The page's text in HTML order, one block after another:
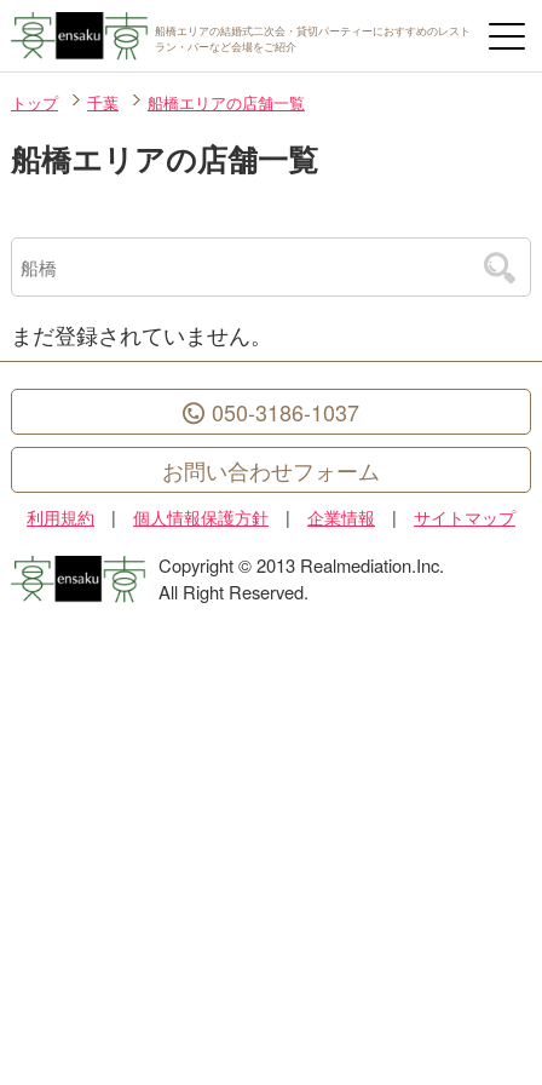
船橋エリアの結婚式二次会・貸切パーティーにおすすめのレスト
ラン・バーなど会場をご紹介
トップ 千葉 船橋エリアの店舗一覧
船橋エリアの店舗一覧
まだ登録されていません。
050-3186-1037
お問い合わせフォーム
利用規約 | 個人情報保護方針 | 企業情報 | サイトマップ
Copyright © 2013 Realmediation.Inc.
All Right Reserved.